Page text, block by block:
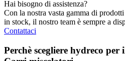
Hai bisogno di assistenza?
Con la nostra vasta gamma di prodotti
in stock, il nostro team è sempre a
Contattaci
Perchè scegliere hydreco per